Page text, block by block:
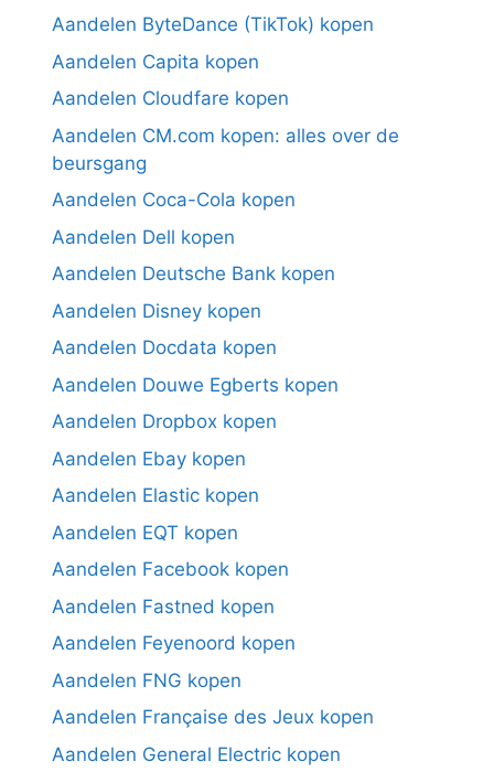
Aandelen ByteDance (TikTok) kopen
Aandelen Capita kopen
Aandelen Cloudfare kopen
Aandelen CM.com kopen: alles over de
beursgang
Aandelen Coca-Cola kopen
Aandelen Dell kopen
Aandelen Deutsche Bank kopen
Aandelen Disney kopen
Aandelen Docdata kopen
Aandelen Douwe Egberts kopen
Aandelen Dropbox kopen
Aandelen Ebay kopen
Aandelen Elastic kopen
Aandelen EQT kopen
Aandelen Facebook kopen
Aandelen Fastned kopen
Aandelen Feyenoord kopen
Aandelen FNG kopen
Aandelen Française des Jeux kopen
Aandelen General Electric kopen